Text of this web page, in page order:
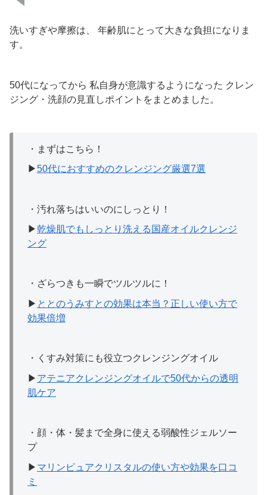
洗いすぎや摩擦は、 年齢肌にとって大きな負担になりま
す。
50代になってから 私自身が意識するようになった クレン
ジング・洗顔の見直しポイントをまとめました。
・まずはこちら！
▶50代におすすめのクレンジング厳選7選
・汚れ落ちはいいのにしっとり！
▶乾燥肌でもしっとり洗える国産オイルクレンジ
ング
・ざらつきも一瞬でツルツルに！
▶ ととのうみすとの効果は本当？正しい使い方で
効果倍増
・くすみ対策にも役立つクレンジングオイル
▶︎ アテニアクレンジングオイルで50代からの透明
肌ケア
・顔・体・髪まで全身に使える弱酸性ジェルソー
プ
▶︎ マリンピュアクリスタルの使い方や効果を口コ
ミ